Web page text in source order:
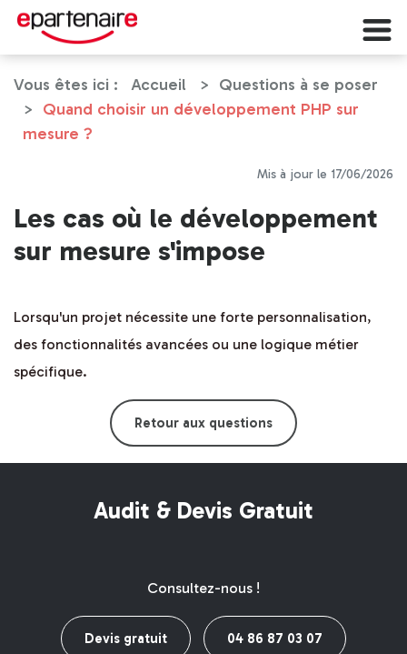
Vous êtes ici : Accueil
Questions à se poser
Quand choisir un développement PHP sur
mesure ?
Mis à jour le 17/06/2026
Les cas où le développement
sur mesure s'impose
Lorsqu'un projet nécessite une forte personnalisation,
des fonctionnalités avancées ou une logique métier
spécifique.
Retour aux questions
Audit & Devis Gratuit
Consultez-nous !
Devis gratuit 04 86 87 03 07